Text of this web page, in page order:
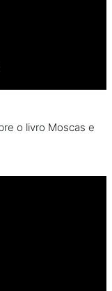
o livro Moscas e